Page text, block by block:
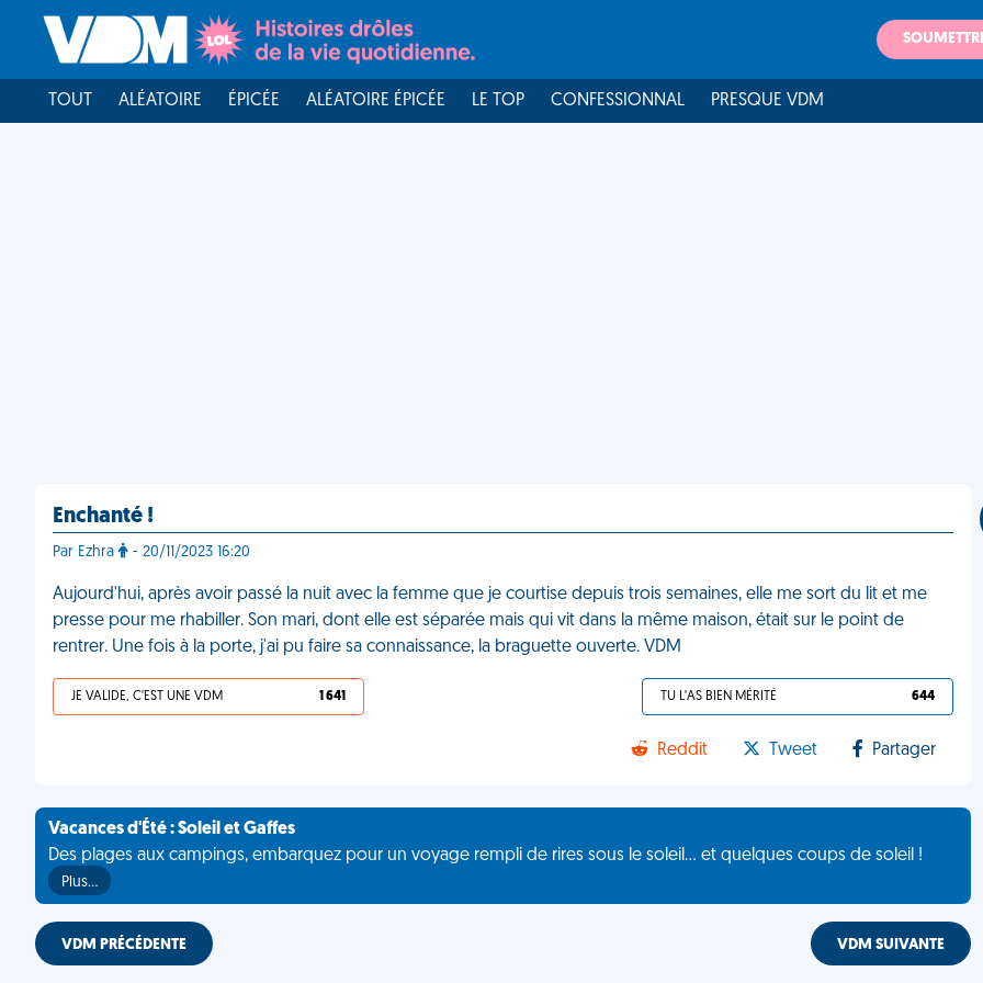
TOUT ALÉATOIRE ÉPICÉE ALÉATOIRE ÉPICÉE LE TOP CONFESSIONNAL PRESQUE VDM
Enchanté !
Par Ezhra - 20/11/2023 16:20
Aujourd'hui, après avoir passé la nuit avec la femme que je courtise depuis trois semaines, elle me sort du lit et me
presse pour me rhabiller. Son mari, dont elle est séparée mais qui vit dans la même maison, était sur le point de
rentrer. Une fois à la porte, j'ai pu faire sa connaissance, la braguette ouverte. VDM
JE VALIDE, C'EST UNE VDM 1 641 TU L'AS BIEN MÉRITÉ 644
Reddit Tweet Partager
Vacances d'Été : Soleil et Gaffes
Des plages aux campings, embarquez pour un voyage rempli de rires sous le soleil... et quelques coups de soleil !
Plus…
VDM PRÉCÉDENTE VDM SUIVANTE